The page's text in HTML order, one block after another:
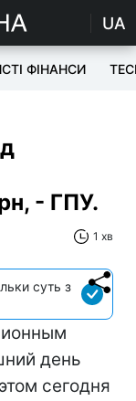
UA
ФІНАНСИ
- ГПУ.
1 хв
суть з
день
сегодня